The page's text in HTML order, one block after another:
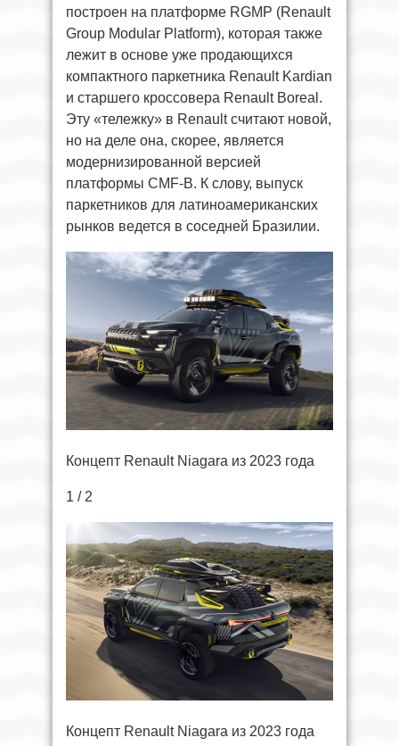
построен на платформе RGMP (Renault
Group Modular Platform), которая также
лежит в основе уже продающихся
компактного паркетника Renault Kardian
и старшего кроссовера Renault Boreal.
Эту «тележку» в Renault считают новой,
но на деле она, скорее, является
модернизированной версией
платформы CMF-B. К слову, выпуск
паркетников для латиноамериканских
рынков ведется в соседней Бразилии.
Концепт Renault Niagara из 2023 года
1 / 2
Концепт Renault Niagara из 2023 года